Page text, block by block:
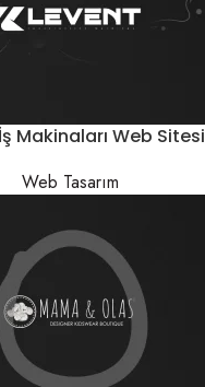
Makinaları Web Sitesi
Web Tasarım